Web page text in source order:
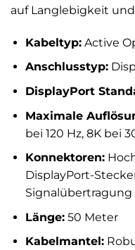
auf Langlebigkeit
Kabeltyp:Active
Anschlusstyp:
DisplayPort
Maximale
bei 120 Hz, 8K bei
Konnektoren:
DisplayPort-
Länge:50 Meter
Kabelmantel: